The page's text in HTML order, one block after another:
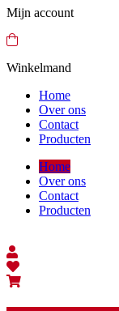
Mijn account
Winkelmand
Home
Over ons
Contact
Producten
Home
Over ons
Contact
Producten